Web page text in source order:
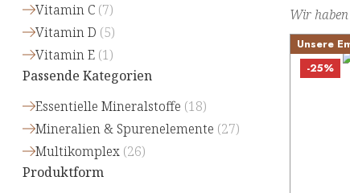
Vitamin C (7)
Vitamin D (5)
Vitamin E (1)
Passende Kategorien
Essentielle Mineralstoffe (18)
Mineralien & Spurenelemente (27)
Multikomplex (26)
Produktform
Wir haben
Unsere
-25%